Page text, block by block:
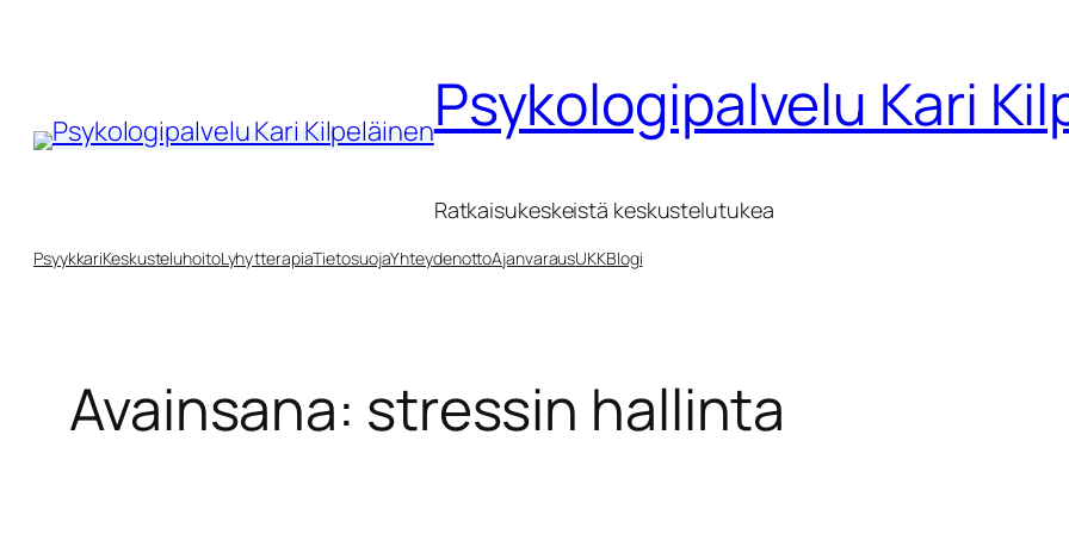
Psykologipalvelu Kari
Ratkaisukeskeistä keskustelutukea
PsyykkariKeskusteluhoitoLyhytterapiaTietosuojaYhteydenottoAjanvarausUKKBlogi
Avainsana: stressin hallinta